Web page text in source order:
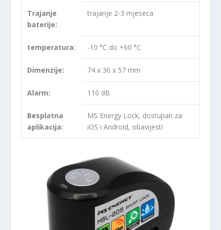
Trajanje
baterije:
trajanje 2-3 mjeseca
temperatura: -10 °C do +60 °C
Dimenzije: 74 x 36 x 57 mm
Alarm: 110 dB
Besplatna
aplikacija:
MS Energy Lock, dostupan za
iOS i Android, obavijesti